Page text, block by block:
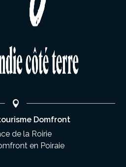
Domfront
de la Roirie
en Poiraie